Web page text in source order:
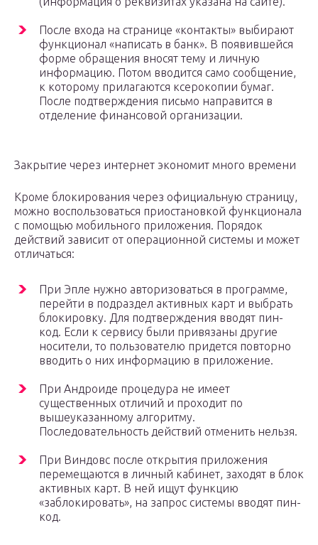
После входа на странице «контакты» выбирают
функционал «написать в банк». В появившейся
форме обращения вносят тему и личную
информацию. Потом вводится само сообщение,
к которому прилагаются ксерокопии бумаг.
После подтверждения письмо направится в
отделение финансовой организации.
Закрытие через интернет экономит много времени
Кроме блокирования через официальную страницу,
можно воспользоваться приостановкой функционала
с помощью мобильного приложения. Порядок
действий зависит от операционной системы и может
отличаться:
При Эпле нужно авторизоваться в программе,
перейти в подраздел активных карт и выбрать
блокировку. Для подтверждения вводят пин-
код. Если к сервису были привязаны другие
носители, то пользователю придется повторно
вводить о них информацию в приложение.
При Андроиде процедура не имеет
существенных отличий и проходит по
вышеуказанному алгоритму.
Последовательность действий отменить нельзя.
При Виндовс после открытия приложения
перемещаются в личный кабинет, заходят в блок
активных карт. В ней ищут функцию
«заблокировать», на запрос системы вводят пин-
код.